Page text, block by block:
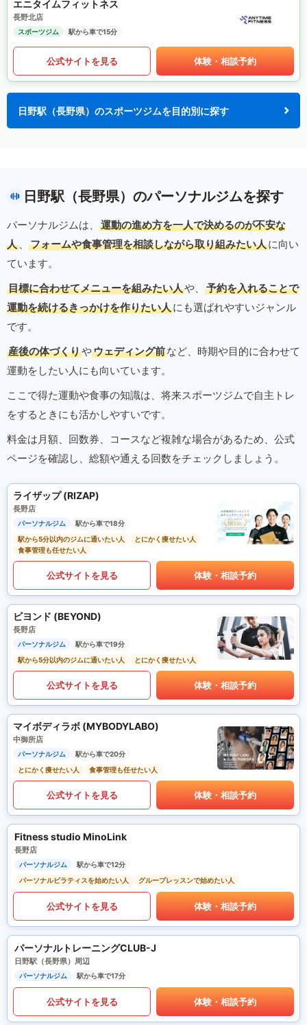
エニタイムフィットネス
長野北店
スポーツジム 駅から車で15分
公式サイトを見る 体験・相談予約
日野駅（長野県）のスポーツジムを目的別に探す
日野駅（長野県）のパーソナルジムを探す
パーソナルジムは、
運動の進め方を一人で決めるのが不安な
人 、 フォームや食事管理を相談しながら取り組みたい人に向い
ています。
目標に合わせてメニューを組みたい人や、
予約を入れることで
運動を続けるきっかけを作りたい人にも選ばれやすいジャンル
です。
産後の体づくりやウェディング前など、時期や目的に合わせて
運動をしたい人にも向いています。
ここで得た運動や食事の知識は、将来スポーツジムで自主トレ
をするときにも活かしやすいです。
料金は月額、回数券、コースなど複雑な場合があるため、公式
ページを確認し、総額や通える回数をチェックしましょう。
ライザップ (RIZAP)
長野店
パーソナルジム
駅から車で18分
駅から5分以内のジムに通いたい人
とにかく痩せたい人
食事管理も任せたい人
公式サイトを見る 体験・相談予約
ビヨンド (BEYOND)
長野店
パーソナルジム
駅から車で19分
駅から5分以内のジムに通いたい人
とにかく痩せたい人
公式サイトを見る 体験・相談予約
マイボディラボ (MYBODYLABO)
中御所店
パーソナルジム
駅から車で20分
とにかく痩せたい人
食事管理も任せたい人
公式サイトを見る 体験・相談予約
Fitness studio MinoLink
長野店
パーソナルジム
駅から車で12分
パーソナルピラティスを始めたい人
グループレッスンで始めたい人
公式サイトを見る 体験・相談予約
パーソナルトレーニングCLUB-J
日野駅（長野県）周辺
パーソナルジム 駅から車で17分
公式サイトを見る 体験・相談予約